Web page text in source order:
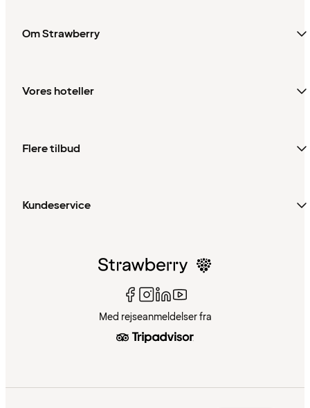
Om Strawberry
Vores hoteller
Flere tilbud
Kundeservice
Med rejseanmeldelser fra